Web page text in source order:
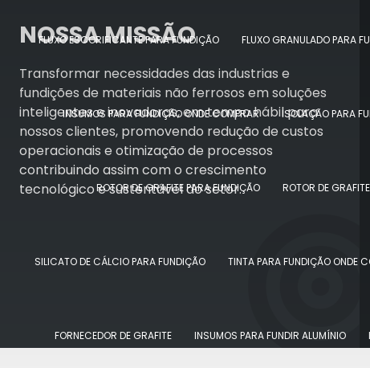
FLUXO ESCORIFICANTE PARA FUNDIÇÃO FLUXO GRANULADO PARA
INSUMOS PARA FUNDIÇÃO ONDE COMPRAR ISOLAÇÃO PARA
ROTOR DE GRAFITE PARA FUNDIÇÃO ROTOR DE
SILICATO DE CÁLCIO PARA FUNDIÇÃO TINTA PARA FUNDIÇÃO ONDE
FORNECEDOR DE GRAFITE INSUMOS PARA FUNDIR ALUMÍNIO
NOSSA MISSÃO
Transformar necessidades das industrias e
fundições de materiais não ferrosos em soluções
inteligentes e inovadoras, em tempo hábil para
nossos clientes, promovendo redução de custos
operacionais e otimização de processos
contribuindo assim com o crescimento
tecnológico e sustentável do setor.